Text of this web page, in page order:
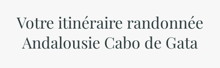
Votre itinéraire randonnée
Andalousie Cabo de Gata